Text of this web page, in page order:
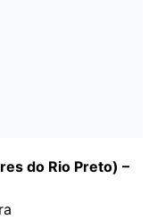
do Rio Preto) –